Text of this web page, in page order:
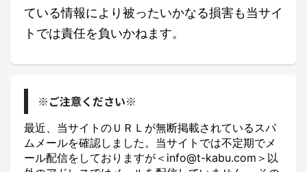
ている情報により被ったいかなる損害も当サイ
トでは責任を負いかねます。
※ご注意ください※
最近、当サイトのＵＲＬが無断掲載されているスパ
ムメールを確認しました。当サイトでは不定期でメ
ール配信をしておりますが＜info@t-kabu.com＞以